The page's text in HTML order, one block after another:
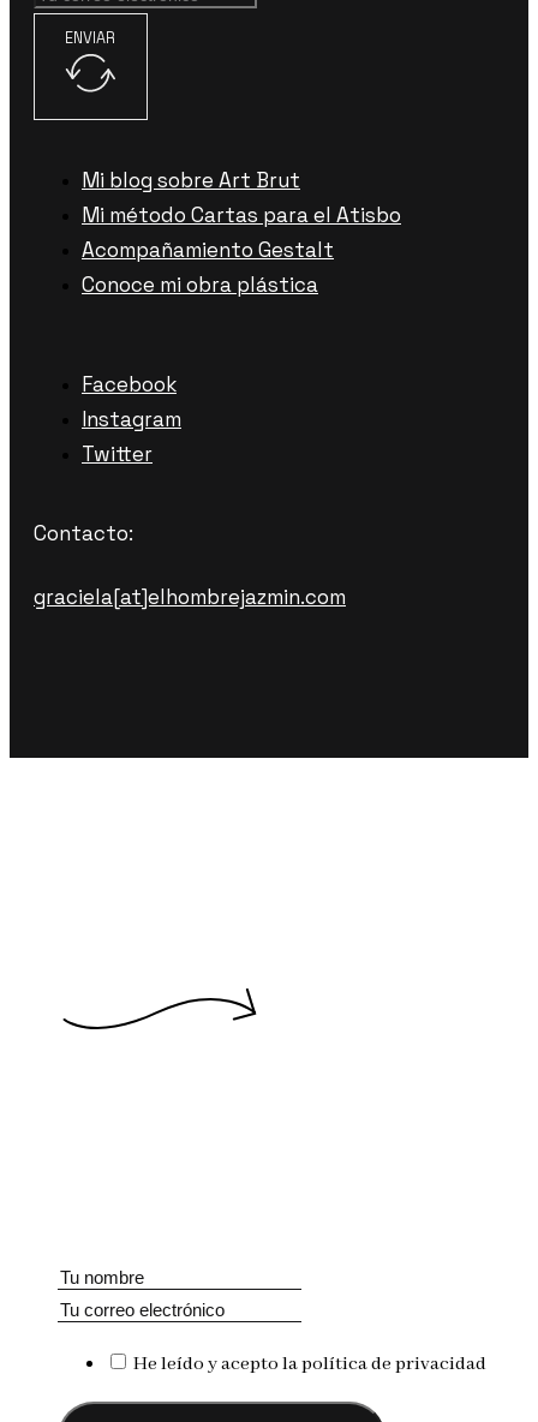
ENVIAR
Mi blog sobre Art Brut
Mi método Cartas para el Atisbo
Acompañamiento Gestalt
Conoce mi obra plástica
Facebook
Instagram
Twitter
Contacto:
graciela[at]elhombrejazmin.com
He leído y acepto la política de privacidad